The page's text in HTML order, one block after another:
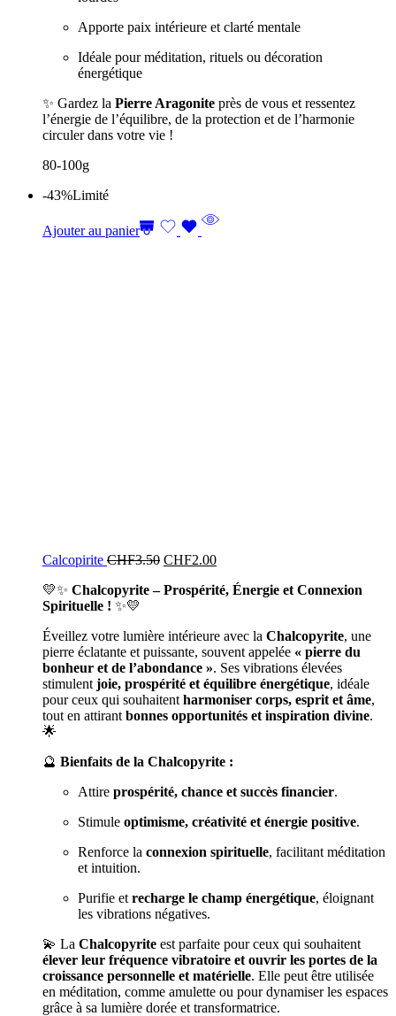
Apporte paix intérieure et clarté mentale
Idéale pour méditation, rituels ou décoration
énergétique
✨ Gardez la Pierre Aragonite près de vous et ressentez
l’énergie de l’équilibre, de la protection et de l’harmonie
circuler dans votre vie !
80-100g
-43%Limité
Ajouter au panier
Calcopirite CHF3.50 CHF2.00
💛✨ Chalcopyrite – Prospérité, Énergie et Connexion
Spirituelle ! ✨💛
Éveillez votre lumière intérieure avec la Chalcopyrite, une
pierre éclatante et puissante, souvent appelée « pierre du
bonheur et de l’abondance ». Ses vibrations élevées
stimulent joie, prospérité et équilibre énergétique, idéale
pour ceux qui souhaitent harmoniser corps, esprit et âme,
tout en attirant bonnes opportunités et inspiration divine.
🌟
🔮 Bienfaits de la Chalcopyrite :
Attire prospérité, chance et succès financier.
Stimule optimisme, créativité et énergie positive.
Renforce la connexion spirituelle, facilitant méditation
et intuition.
Purifie et recharge le champ énergétique, éloignant
les vibrations négatives.
💫 La Chalcopyrite est parfaite pour ceux qui souhaitent
élever leur fréquence vibratoire et ouvrir les portes de la
croissance personnelle et matérielle. Elle peut être utilisée
en méditation, comme amulette ou pour dynamiser les espaces
grâce à sa lumière dorée et transformatrice.